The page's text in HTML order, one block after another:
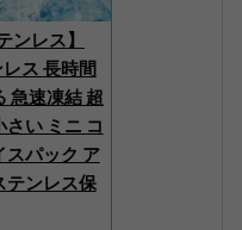
ンレス】
ス 長時間
急速凍結 超
い ミニ コ
スパック ア
テンレス保